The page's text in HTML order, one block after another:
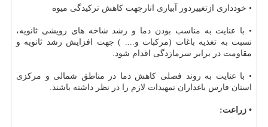
• خودداری ازتغییردور آبیاری انارجهت كاهش تركیدگی میوه
• با عنایت به مناسب بودن دما و رشد شاخه های رویشی ثانویه،
نسبت به تغذیه باغات (مركبات و.... ) جهت افزایش رشد ثانویه و
مقاومت در برابر سرمازدگی اقدام شود.
• با عنایت به روند فصلی كاهش دما در مناطق شمالی و مركزی
استان فارس باغداران تمهیدات لازم را در نظر داشته باشند.
• زراعت: